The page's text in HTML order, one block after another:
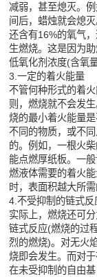
减弱，甚至熄灭。
间后，蜡烛就会熄
还含有16%的氧气
生燃烧。这是因为
低氧化剂浓度(含氧
3.一定的着火能量
不管何种形式的着
则，燃烧就不会发
烧的最小着火能量
不同的物质，或不
的。例如，一根火
能点燃厚纸板。一
燃液体需要的着火
时，表面积越大所需
4.不受抑制的链式反
实际上，燃烧还可
链式反应(燃烧的过
烈的燃烧)。对无火
烧即会发生。而对
在未受抑制的自由